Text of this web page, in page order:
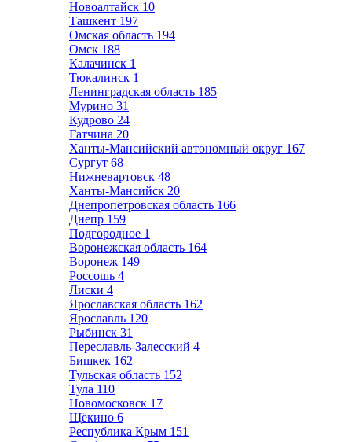
Новоалтайск 10
Ташкент 197
Омская область 194
Омск 188
Калачинск 1
Тюкалинск 1
Ленинградская область 185
Мурино 31
Кудрово 24
Гатчина 20
Ханты-Мансийский автономный округ 167
Сургут 68
Нижневартовск 48
Ханты-Мансийск 20
Днепропетровская область 166
Днепр 159
Подгородное 1
Воронежская область 164
Воронеж 149
Россошь 4
Лиски 4
Ярославская область 162
Ярославль 120
Рыбинск 31
Переславль-Залесский 4
Бишкек 162
Тульская область 152
Тула 110
Новомосковск 17
Щёкино 6
Республика Крым 151